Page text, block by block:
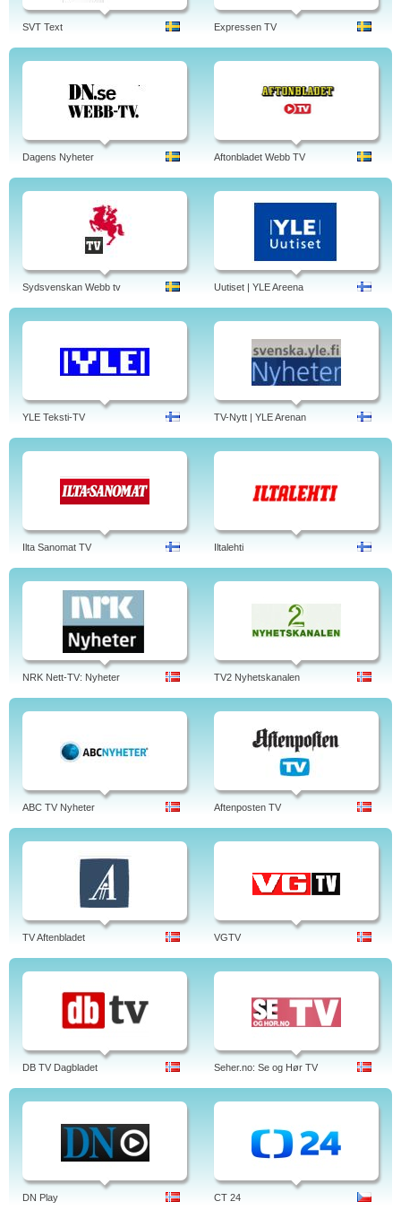
SVT Text Expressen TV
Dagens Nyheter Aftonbladet Webb TV
Sydsvenskan Webb tv Uutiset | YLE Areena
YLE Teksti-TV TV-Nytt | YLE Arenan
Ilta Sanomat TV Iltalehti
NRK Nett-TV: Nyheter TV2 Nyhetskanalen
ABC TV Nyheter Aftenposten TV
TV Aftenbladet VGTV
DB TV Dagbladet Seher.no: Se og Hør TV
DN Play CT 24